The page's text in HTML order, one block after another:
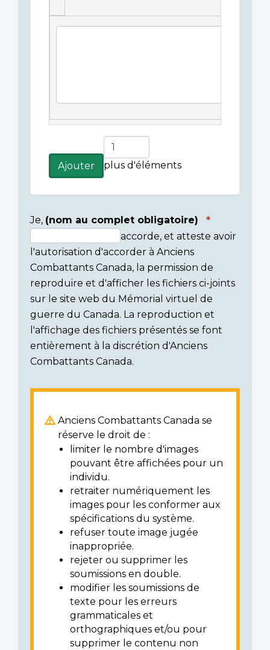
Ajouter
Ajouter
plus
d'éléments
plus d'éléments
Consent
section
Je, (nom au complet obligatoire)
accorde, et atteste avoir
l'autorisation d'accorder à Anciens
Combattants Canada, la permission de
reproduire et d'afficher les fichiers ci-joints
sur le site web du Mémorial virtuel de
guerre du Canada. La reproduction et
l'affichage des fichiers présentés se font
entièrement à la discrétion d'Anciens
Combattants Canada.
Anciens Combattants Canada se
réserve le droit de :
limiter le nombre d'images
pouvant être affichées pour un
individu.
retraiter numériquement les
images pour les conformer aux
spécifications du système.
refuser toute image jugée
inappropriée.
rejeter ou supprimer les
soumissions en double.
modifier les soumissions de
texte pour les erreurs
grammaticales et
orthographiques et/ou pour
supprimer le contenu non